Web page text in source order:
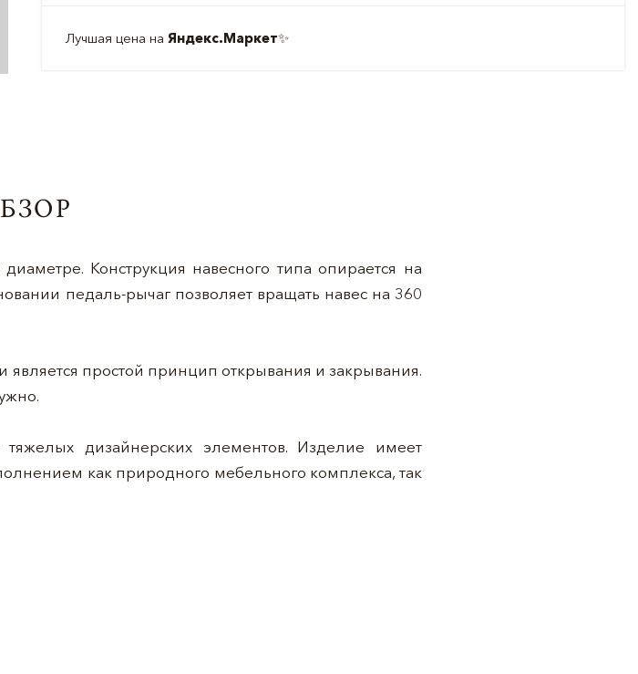
Лучшая цена на Яндекс.Маркет✨
Конструкция навесного типа опирается на
педаль-рычаг позволяет вращать навес на 360
простой принцип открывания и закрывания.
дизайнерских элементов. Изделие имеет
как природного мебельного комплекса, так